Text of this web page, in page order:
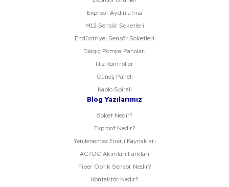
Exproof Aydınlatma
M12 Sensör Soketleri
Endüstriyel Sensör Soketleri
Dalgıç Pompa Panoları
Hız Kontroller
Güneş Paneli
Kablo Spirali
Blog Yazılarımız
Soket Nedir?
Exproof Nedir?
Yenilenemez Enerji Kaynakları
AC/DC Akımları Farkları
Fiber Optik Sensör Nedir?
Kontaktör Nedir?